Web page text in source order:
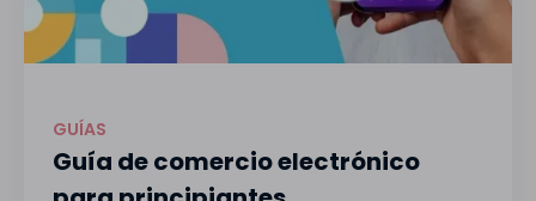
GUÍAS
Guía de comercio electrónico